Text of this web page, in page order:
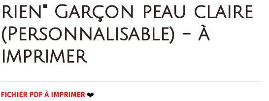
rien" Garçon peau claire
(Personnalisable) - à
imprimer
FICHIER PDF À IMPRIMER ❤️